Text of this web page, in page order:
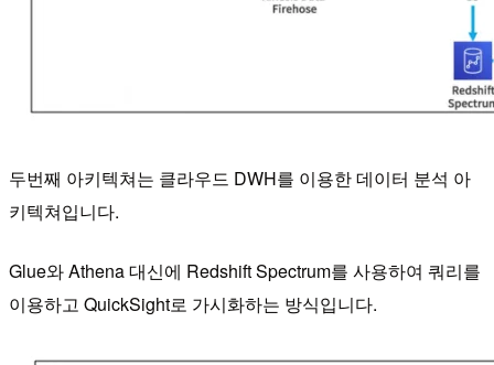
두번째 아키텍쳐는 클라우드 DWH를 이용한 데이터 분석 아
키텍쳐입니다.
Glue와 Athena 대신에 Redshift Spectrum를 사용하여 쿼리를
이용하고 QuickSight로 가시화하는 방식입니다.